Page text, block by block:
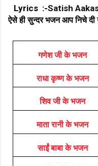
Lyrics :-Satish
ऐसे ही सुन्दर भजन आप निचे
गणेश जी के भजन
राधा कृष्ण के भजन
शिव जी के भजन
माता रानी के भजन
साईं बाबा के भजन